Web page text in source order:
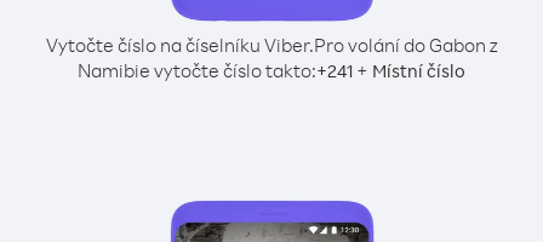
Vytočte číslo na číselníku Viber.Pro volání do Gabon z
Namibie vytočte číslo takto:+241 + Místní číslo